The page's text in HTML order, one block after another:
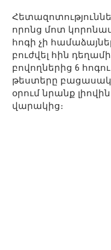
որոնց մոտ
հոգի չի
բուժվել հին
բովողներից 6
թեստերը
օրում նրանք
վարակից։